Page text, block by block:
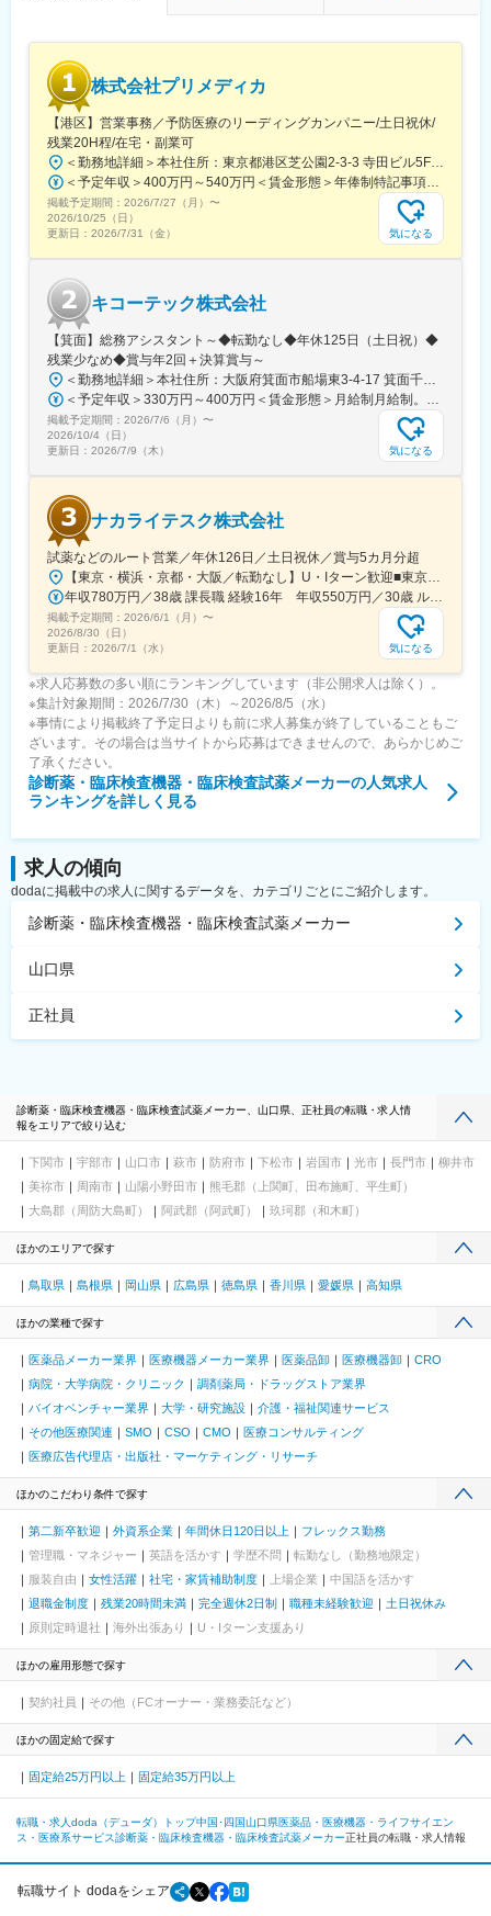
不明な点は本部アプリケーションエンジニアなどがいるため、最
初は専門的な知識はそこまで持っていなくても大丈夫です。
■研修制度：
各営業所の先輩社員とOJT形式で半年～1年程度かけて育成を行い
ます。過去にも未経験の方も多く入社していますのでご安心くだ
さい。
■長期的な就業可能：
自己都合の退職も3~5％と大手日系メーカーと同様に非常に長く
働ける環境です。
■キャリアパス：
機械だけでなく電気やITの知識も身に着けることができます。
エンジニアのキャリアパスは無限であり、社内公募制度によりサ
ービスマネージャーとして現場のマネジメント、本社工場での製
品開発・改良、サービス体制の仕組み作りなどキャリア構築が可
能です。
株式会社プリメディカ
【港区】営業事務／予防医療のリーディングカンパニー/土日祝休/
残業20H程/在宅・副業可
＜勤務地詳細＞本社住所：東京都港区芝公園2-3-3 寺田ビル5F勤務地最寄駅：都営大江戸線／大門駅受動喫煙対策：屋内全面禁煙変更の範囲：会社の定める事業所（リモートワーク含む）
＜予定年収＞400万円～540万円＜賃金形態＞年俸制特記事項なし＜賃金内訳＞年額（基本給）：3,210,000円～4,653,360円固定残業手当/月：65,462円～112,220円（固定残業時間30時間0分/月）超過した時間外労働の残業手当は追加支給＜月額＞332,962円～500,000円（12分割）（一律手当を含む）＜昇給有無＞有＜残業手当＞有賃金はあくまでも目安の金額であり、選考を通じて上下する可能性があります。月給(月額)は固定手当を含めた表記です。
掲載予定期間： 2026/7/27（月） 〜
2026/10/25（日）
更新日： 2026/7/31（金） 気になる
キコーテック株式会社
【箕面】総務アシスタント～◆転勤なし◆年休125日（土日祝）◆
残業少なめ◆賞与年2回＋決算賞与～
＜勤務地詳細＞本社住所：大阪府箕面市船場東3-4-17 箕面千里ビル6F勤務地最寄駅：阪急北大阪急行線／箕面船場阪大前駅受動喫煙対策：屋内全面禁煙変更の範囲：会社の定める事業所
＜予定年収＞330万円～400万円＜賃金形態＞月給制月給制。賞与年2回（4.5か月分）＋決算賞与。＜賃金内訳＞月額（基本給）：210,000円～255,000円＜月給＞210,000円～255,000円＜昇給有無＞有＜残業手当＞有＜給与補足＞賞与は年2回（4.5か月分）＋決算賞与あり。固定残業はなく、残業は実残業分すべて支給されます。賃金はあくまでも目安の金額であり、選考を通じて上下する可能性があります。月給(月額)は固定手当を含めた表記です。
掲載予定期間： 2026/7/6（月） 〜
2026/10/4（日）
更新日： 2026/7/9（木） 気になる
ナカライテスク株式会社
試薬などのルート営業／年休126日／土日祝休／賞与5カ月分超
【東京・横浜・京都・大阪／転勤なし】U・Iターン歓迎■東京営業所東京都新宿区百人町2-19-13＜アクセス＞JR「新大久保駅」から徒歩6分■横浜営業所神奈川県横浜市中区太田町6-84-2 大樹生命横浜桜木町ビル1F＜アクセス＞横浜高速鉄道「馬車道駅」から徒歩3分JR「桜木町駅」から徒歩7分■本社営業所（京都市）京都市中京区二条通烏丸西入東玉屋町498＜アクセス＞地下鉄 烏丸線「烏丸御池駅」から徒歩5分■大阪営業所大阪府吹田市出口町4-1＜アクセス＞JR「吹田駅」から徒歩8分※原則、転居を伴う転勤はありません。※受動喫煙対策：屋内全面禁煙（屋上に喫煙スペースあり）
年収780万円／38歳 課長職 経験16年 年収550万円／30歳 ルート営業職 経験8年
掲載予定期間： 2026/6/1（月） 〜
2026/8/30（日）
更新日： 2026/7/1（水） 気になる
※求人応募数の多い順にランキングしています（非公開求人は除く）。
※集計対象期間：2026/7/30（木）～2026/8/5（水）
※事情により掲載終了予定日よりも前に求人募集が終了していることもご
ざいます。その場合は当サイトから応募はできませんので、あらかじめご
了承ください。
診断薬・臨床検査機器・臨床検査試薬メーカーの人気求人
ランキングを詳しく見る
求人の傾向
dodaに掲載中の求人に関するデータを、カテゴリごとにご紹介します。
診断薬・臨床検査機器・臨床検査試薬メーカー
山口県
正社員
診断薬・臨床検査機器・臨床検査試薬メーカー、山口県、正社員の転職・求人情
報をエリアで絞り込む
下関市 宇部市 山口市 萩市 防府市 下松市 岩国市 光市 長門市
柳井市
美祢市
周南市 山陽小野田市
熊毛郡（上関町、田布施町、平生町）
大島郡（周防大島町）
阿武郡（阿武町） 玖珂郡（和木町）
ほかのエリアで探す
鳥取県 島根県 岡山県 広島県 徳島県 香川県 愛媛県 高知県
ほかの業種で探す
医薬品メーカー業界 医療機器メーカー業界 医薬品卸 医療機器卸
CRO
病院・大学病院・クリニック
調剤薬局・ドラッグストア業界
バイオベンチャー業界
大学・研究施設
介護・福祉関連サービス
その他医療関連
SMO CSO CMO
医療コンサルティング
医療広告代理店・出版社・マーケティング・リサーチ
ほかのこだわり条件で探す
第二新卒歓迎 外資系企業 年間休日120日以上
フレックス勤務
管理職・マネジャー
英語を活かす 学歴不問
転勤なし（勤務地限定）
服装自由
女性活躍 社宅・家賃補助制度 上場企業
中国語を活かす
退職金制度
残業20時間未満 完全週休2日制 職種未経験歓迎
土日祝休み
原則定時退社
海外出張あり U・Iターン支援あり
ほかの雇用形態で探す
契約社員 その他（FCオーナー・業務委託など）
ほかの固定給で探す
固定給25万円以上 固定給35万円以上
転職・求人doda（デューダ）トップ中国･四国山口県医薬品・医療機器・ライフサイエン
ス・医療系サービス診断薬・臨床検査機器・臨床検査試薬メーカー正社員の転職・求人情報
転職サイト dodaをシェア